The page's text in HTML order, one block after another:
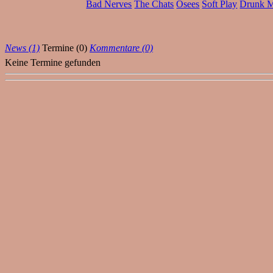
Bad Nerves The Chats Osees Soft Play Drunk
News (1) Termine (0) Kommentare (0)
Keine Termine gefunden